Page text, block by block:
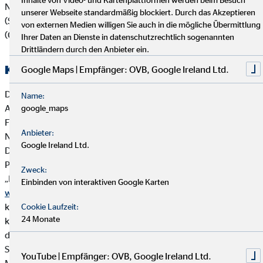
Nachhaltigkeitsaspekten wie Umwelt (Environment), Soziales
(Social) und verantwortungsvolle Unternehmensführung
(Governance):
Kooperierende Produktgesellschaften
Die OVB Vermögensberatung AG arbeitet vorrangig mit
Anbietern von Versicherungsanlageprodukten und
Finanzanlageprodukten zusammen, die ihrerseits
Nachhaltigkeitsaspekte in die Produktkonzeption einbeziehen.
Die OVB Vermögensberatung AG und wesentliche
Produktpartner der OVB haben sich der Brancheninitiative
„Nachhaltigkeit in der Lebensversicherung“ angeschlossen:
www.branchen-initiative.de
konforme Kapitalanlagen in der Lebensversicherung zu
konzipieren (ESG = environmental, social and governance),
d.h. Versicherungsanlageprodukte, die speziell Umwelt-,
Sozial- und Arbeitnehmerbelange berücksichtigen,
unserer Webseite standardmäßig blockiert. Durch das Akzeptieren
von externen Medien willigen Sie auch in die mögliche Übermittlung
Ihrer Daten an Dienste in datenschutzrechtlich sogenannten
Drittländern durch den Anbieter ein.
Google Maps | Empfänger: OVB, Google Ireland Ltd.
Name:
google_maps
Anbieter:
Google Ireland Ltd.
Zweck:
Einbinden von interaktiven Google Karten
Cookie Laufzeit:
24 Monate
YouTube | Empfänger: OVB, Google Ireland Ltd.